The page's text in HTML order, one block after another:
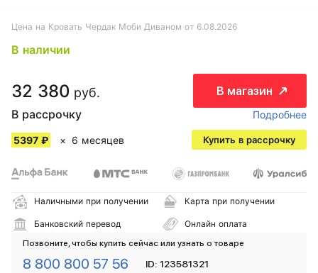
Цена на Кровать Чердак Моби Диваном от 6.08.2026
В наличии
32 380 руб. В магазин
В рассрочку Подробнее
5397 ₽ 6 месяцев Купить в рассрочку
Наличными при получении Карта при получении
Банковский перевод Онлайн оплата
Позвоните, чтобы купить сейчас или узнать о товаре
8 800 800 57 56 ID: 123581321